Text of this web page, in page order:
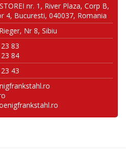
nr. 1, River Plaza, Corp B,
4, Bucuresti, 040037, Romania
Nr 8, Sibiu
83
84
43